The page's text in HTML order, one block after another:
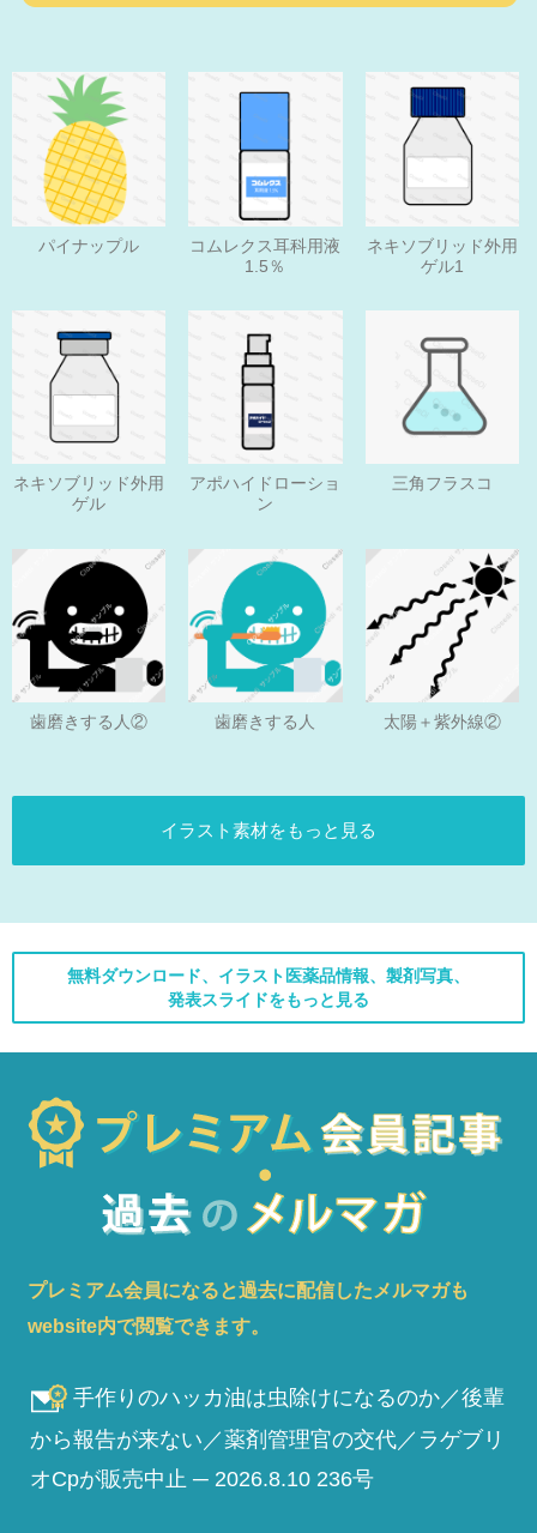
パイナップル
コムレクス耳科用液
1.5％
ネキソブリッド外用
ゲル1
ネキソブリッド外用
ゲル
アポハイドローショ
ン
三角フラスコ
歯磨きする人② 歯磨きする人 太陽＋紫外線②
イラスト素材をもっと見る
無料ダウンロード、イラスト医薬品情報、製剤写真、
発表スライドをもっと見る
プレミアム会員になると過去に配信したメルマガも
website内で閲覧できます。
手作りのハッカ油は虫除けになるのか／後輩
から報告が来ない／薬剤管理官の交代／ラゲブリ
オCpが販売中止 ─ 2026.8.10 236号